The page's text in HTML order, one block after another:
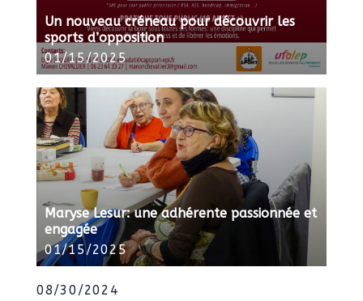
Un nouveau créneau pour découvrir les
sports d’opposition
01/15/2025
Maryse Lesur: une adhérente passionnée et
engagée
01/15/2025
08/30/2024